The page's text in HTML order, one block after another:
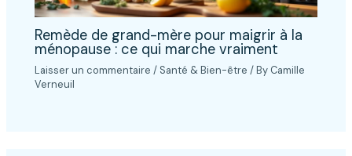
Remède de grand-mère pour maigrir à la
ménopause : ce qui marche vraiment
Laisser un commentaire / Santé & Bien-être / By Camille
Verneuil